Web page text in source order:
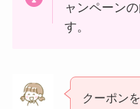
ャンペーン
す。
クーポン